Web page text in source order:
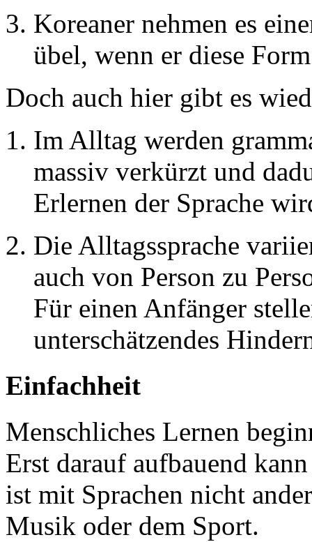
Koreaner nehmen es
übel, wenn er diese
Doch auch hier gibt es
Im Alltag werden
massiv verkürzt und
Erlernen der Sprache
Die Alltagssprache
auch von Person zu
Für einen Anfänger
unterschätzendes
Einfachheit
Menschliches Lernen
Erst darauf aufbauend
ist mit Sprachen nicht
Musik oder dem Sport.